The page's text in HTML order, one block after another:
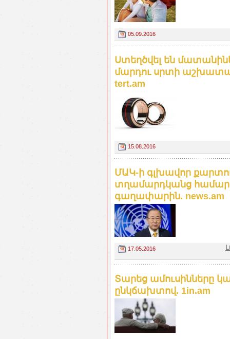
05.09.2016
Ստեղծվել են
մարդու սրտի
tert.am
15.08.2016
ՄԱԿ-ի գլխավոր
տղամարդկանց համար
գաղափարին. news.am
17.05.2016
Տարեց ամուսինները
ընկճախտով. 1in.am